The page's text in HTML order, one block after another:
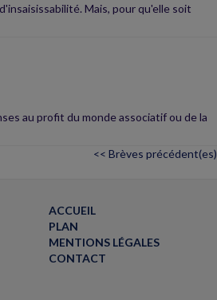
Mais, pour qu'elle soit
au profit du monde associatif ou de la
<< Brèves précédent(es)
ACCUEIL
PLAN
MENTIONS LÉGALES
CONTACT